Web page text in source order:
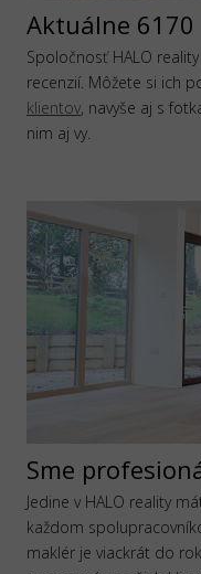
Aktuálne
Spoločnosť HALO
recenzií. Môžete si ich
klientov, navyše aj s
nim aj vy.
Sme
Jedine v HALO reality
každom
maklér je viackrát do